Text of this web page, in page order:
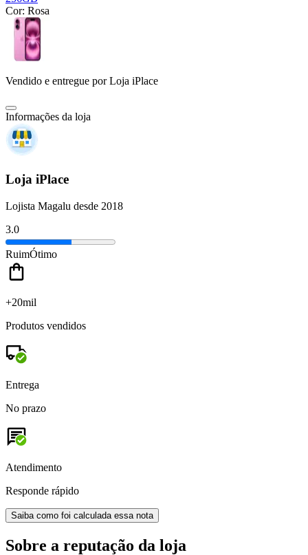
Cor: Rosa
Vendido e entregue por Loja iPlace
Informações da loja
Loja iPlace
Lojista Magalu desde 2018
3.0
RuimÓtimo
+20mil
Produtos vendidos
Entrega
No prazo
Atendimento
Responde rápido
Saiba como foi calculada essa nota
Sobre a reputação da loja